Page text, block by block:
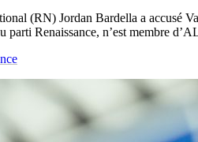
(RN) Jordan Bardella a accusé
parti Renaissance, n’est membre